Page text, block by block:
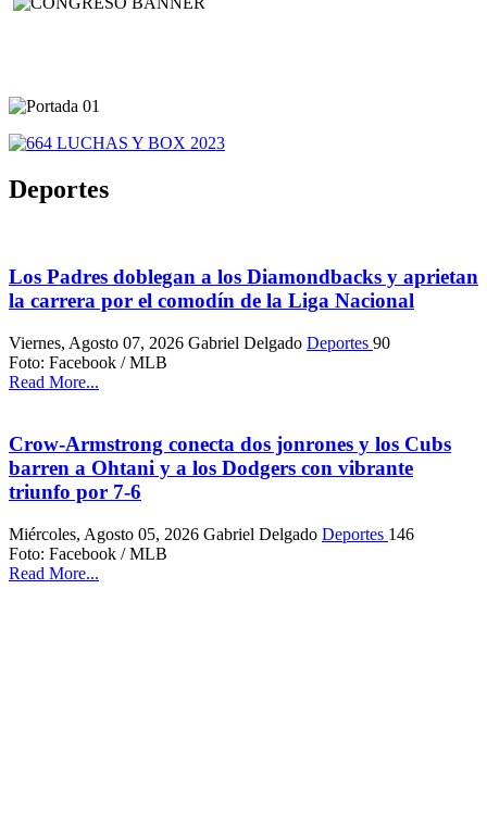
Deportes
Los Padres doblegan a los Diamondbacks y aprietan
la carrera por el comodín de la Liga Nacional
Viernes, Agosto 07, 2026 Gabriel Delgado Deportes 90
Foto: Facebook / MLB
Read More...
Crow-Armstrong conecta dos jonrones y los Cubs
barren a Ohtani y a los Dodgers con vibrante
triunfo por 7-6
Miércoles, Agosto 05, 2026 Gabriel Delgado Deportes 146
Foto: Facebook / MLB
Read More...